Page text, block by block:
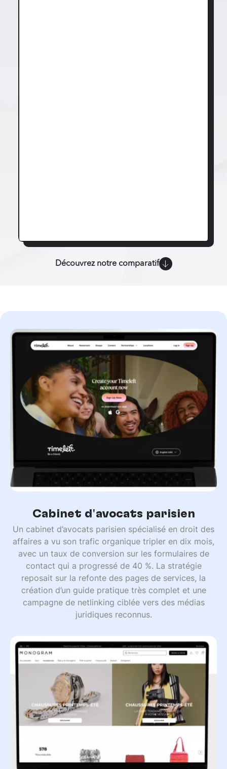
Découvrez notre comparatif
Cabinet d'avocats parisien
Un cabinet d’avocats parisien spécialisé en droit des
affaires a vu son trafic organique tripler en dix mois,
avec un taux de conversion sur les formulaires de
contact qui a progressé de 40 %. La stratégie
reposait sur la refonte des pages de services, la
création d’un guide pratique très complet et une
campagne de netlinking ciblée vers des médias
juridiques reconnus.